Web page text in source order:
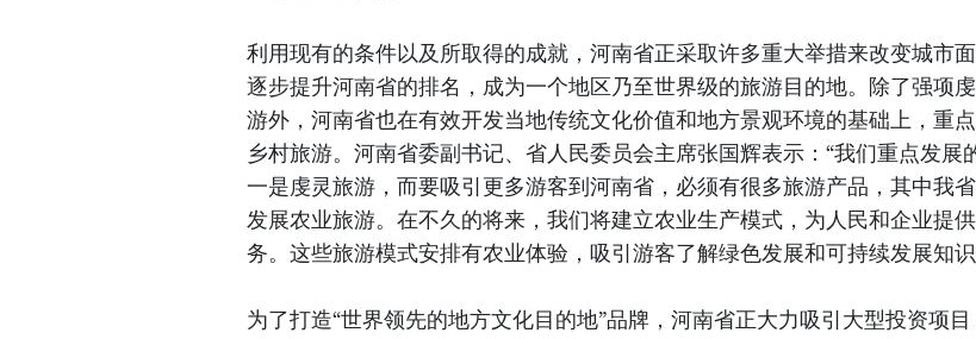
利用现有的条件以及所取得的成就，河南省正采取许多重大举措来改变城市面
逐步提升河南省的排名，成为一个地区乃至世界级的旅游目的地。除了强项
游外，河南省也在有效开发当地传统文化价值和地方景观环境的基础上，重
乡村旅游。河南省委副书记、省人民委员会主席张国辉表示：“我们重点发展
一是虔灵旅游，而要吸引更多游客到河南省，必须有很多旅游产品，其中我
发展农业旅游。在不久的将来，我们将建立农业生产模式，为人民和企业提
务。这些旅游模式安排有农业体验，吸引游客了解绿色发展和可持续发展知识
为了打造“世界领先的地方文化目的地”品牌，河南省正大力吸引大型投资项